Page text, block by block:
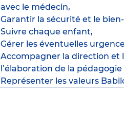
avec le médecin,
Garantir la sécurité et le
Suivre chaque enfant,
Gérer les éventuelles
Accompagner la direction et
l’élaboration de la
Représenter les valeurs